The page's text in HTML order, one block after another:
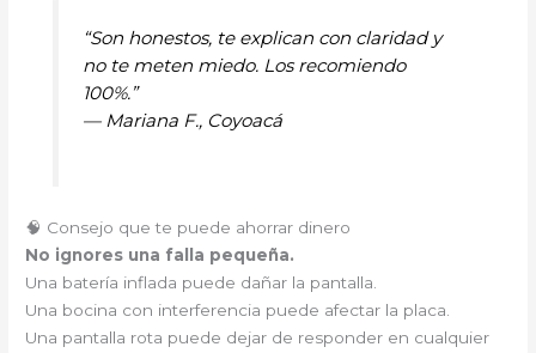
“Son honestos, te explican con claridad y
no te meten miedo. Los recomiendo
100%.”
— Mariana F., Coyoacá
🧠 Consejo que te puede ahorrar dinero
No ignores una falla pequeña.
Una batería inflada puede dañar la pantalla.
Una bocina con interferencia puede afectar la placa.
Una pantalla rota puede dejar de responder en cualquier